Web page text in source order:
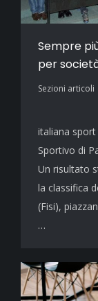
Sempre
per
Sezioni articoli
Nella
italiana
Sportivo di
Un risultato
la classifica
(Fisi),
…